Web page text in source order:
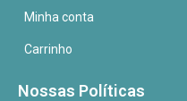
Minha conta
Carrinho
Nossas Políticas